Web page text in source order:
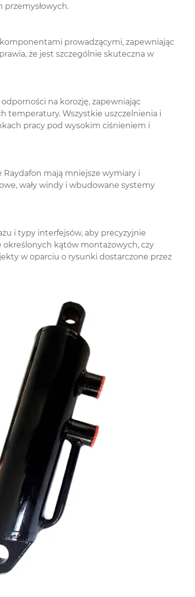
prowadzącymi, zapewniając
że jest szczególnie skuteczna w
na korozję, zapewniając
temperatury. Wszystkie uszczelnienia i
pracy pod wysokim ciśnieniem i
mają mniejsze wymiary i
wały windy i wbudowane systemy
i typy interfejsów, aby precyzyjnie
określonych kątów montażowych, czy
w oparciu o rysunki dostarczone przez